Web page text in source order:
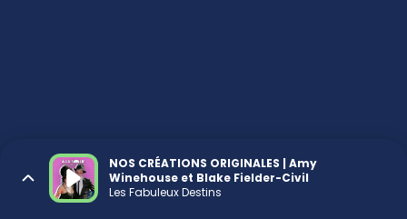
NOS CRÉATIONS ORIGINALES | Amy
Winehouse et Blake Fielder-Civil
Les Fabuleux Destins